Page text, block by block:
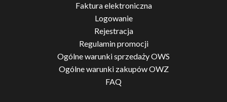
Faktura elektroniczna
Logowanie
Rejestracja
Regulamin promocji
Ogólne warunki sprzedaży OWS
Ogólne warunki zakupów OWZ
FAQ